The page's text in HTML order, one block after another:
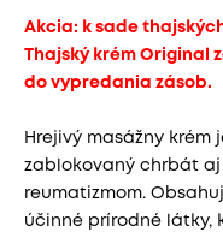
Akcia: k sade
Thajský krém Original
do vypredania zásob.
Hrejivý masážny krém
zablokovaný chrbát aj
reumatizmom.
účinné prírodné látky,